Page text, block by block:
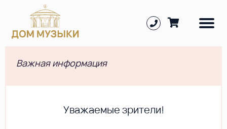
Важная информация
Уважаемые зрители!